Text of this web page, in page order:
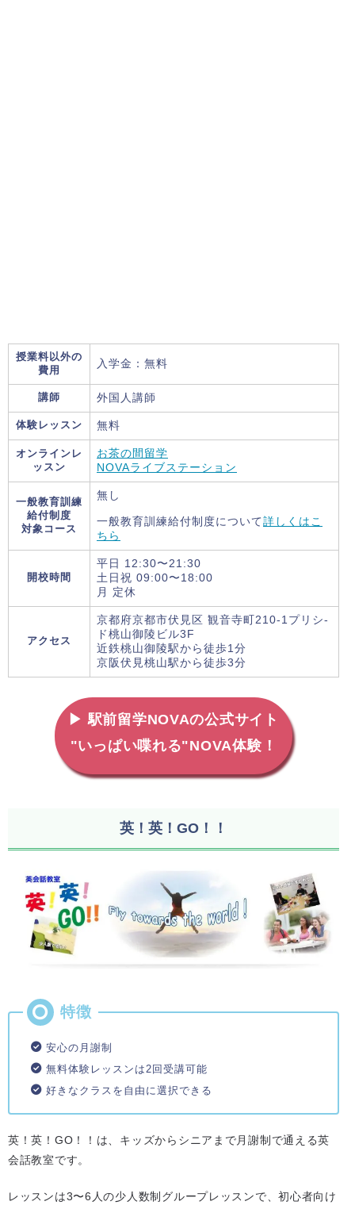
授業料以外の
費用
入学金：無料
講師 外国人講師
体験レッスン 無料
オンラインレ
ッスン
お茶の間留学
NOVAライブステーション
一般教育訓練
給付制度
対象コース
無し
一般教育訓練給付制度について 詳しくはこ
ちら
開校時間
平日 12:30〜21:30
土日祝 09:00〜18:00
月 定休
アクセス
京都府京都市伏見区 観音寺町210-1プリシ-
ド桃山御陵ビル3F
近鉄桃山御陵駅から徒歩1分
京阪伏見桃山駅から徒歩3分
▶ 駅前留学NOVAの公式サイト
"いっぱい喋れる"NOVA体験！
英！英！GO！！
安心の月謝制
無料体験レッスンは2回受講可能
好きなクラスを自由に選択できる
英！英！GO！！は、キッズからシニアまで月謝制で通える英
会話教室です。
レッスンは3〜6人の少人数制グループレッスンで、初心者向け